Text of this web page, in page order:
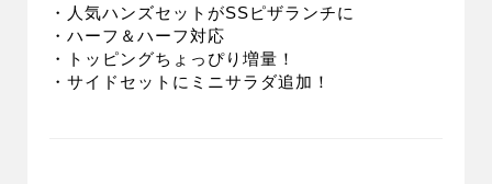
・人気ハンズセットがSSピザランチに
・ハーフ＆ハーフ対応
・トッピングちょっぴり増量！
・サイドセットにミニサラダ追加！